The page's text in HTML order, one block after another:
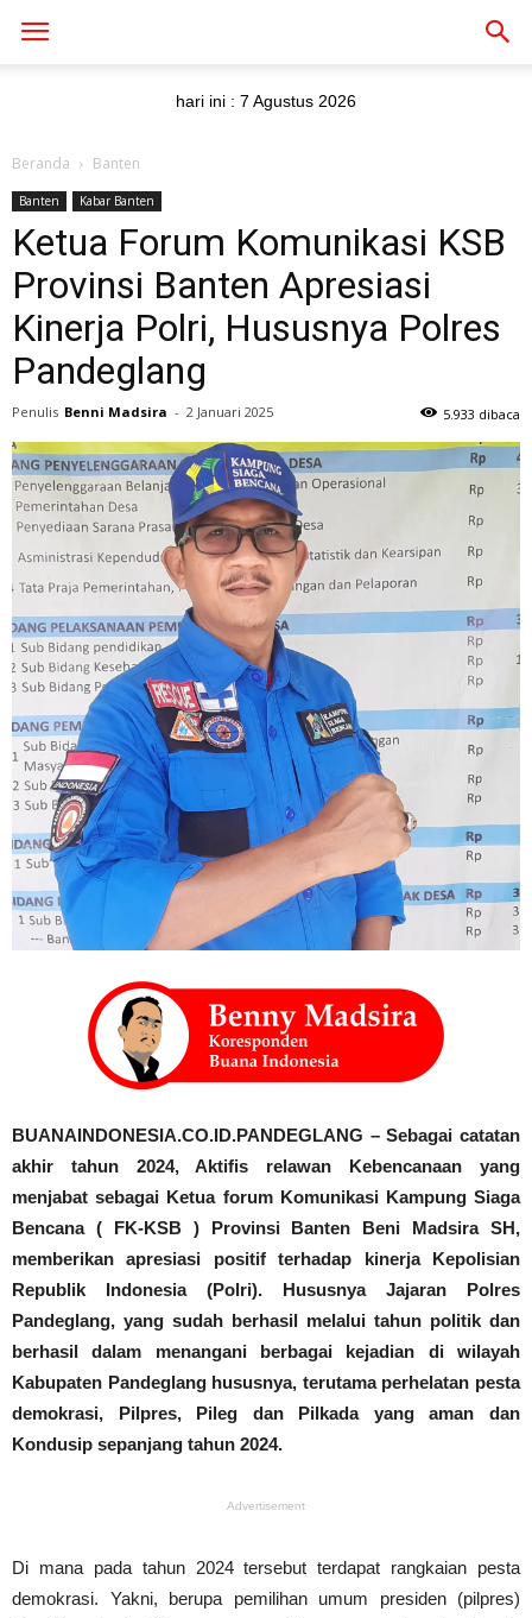
hari ini : 7 Agustus 2026
Beranda Banten
Banten Kabar Banten
Ketua Forum Komunikasi KSB
Provinsi Banten Apresiasi
Kinerja Polri, Hususnya Polres
Pandeglang
Penulis Benni Madsira - 2 Januari 2025 5.933 dibaca
BUANAINDONESIA.CO.ID.PANDEGLANG – Sebagai catatan
akhir tahun 2024, Aktifis relawan Kebencanaan yang
menjabat sebagai Ketua forum Komunikasi Kampung Siaga
Bencana ( FK-KSB ) Provinsi Banten Beni Madsira SH,
memberikan apresiasi positif terhadap kinerja Kepolisian
Republik Indonesia (Polri). Hususnya Jajaran Polres
Pandeglang, yang sudah berhasil melalui tahun politik dan
berhasil dalam menangani berbagai kejadian di wilayah
Kabupaten Pandeglang hususnya, terutama perhelatan pesta
demokrasi, Pilpres, Pileg dan Pilkada yang aman dan
Kondusip sepanjang tahun 2024.
Advertisement
Di mana pada tahun 2024 tersebut terdapat rangkaian pesta
demokrasi. Yakni, berupa pemilihan umum presiden (pilpres)